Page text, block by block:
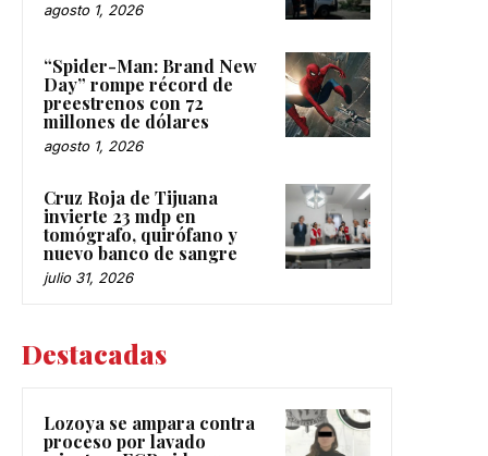
agosto 1, 2026
“Spider-Man: Brand New
Day” rompe récord de
preestrenos con 72
millones de dólares
agosto 1, 2026
Cruz Roja de Tijuana
invierte 23 mdp en
tomógrafo, quirófano y
nuevo banco de sangre
julio 31, 2026
Destacadas
Lozoya se ampara contra
proceso por lavado